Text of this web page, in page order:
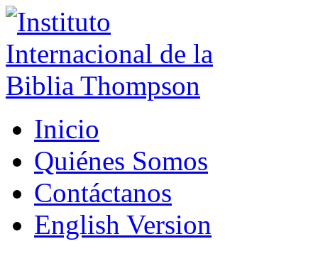
Inicio
Quiénes Somos
Contáctanos
English Version